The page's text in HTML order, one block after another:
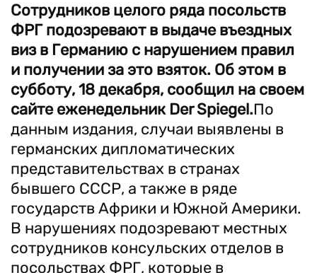
Сотрудников целого ряда посольств
ФРГ подозревают в выдаче въездных
виз в Германию с нарушением правил
и получении за это взяток. Об этом в
субботу, 18 декабря, сообщил на своем
сайте еженедельник Der Spiegel.По
данным издания, случаи выявлены в
германских дипломатических
представительствах в странах
бывшего СССР, а также в ряде
государств Африки и Южной Америки.
В нарушениях подозревают местных
сотрудников консульских отделов в
посольствах ФРГ, которые в